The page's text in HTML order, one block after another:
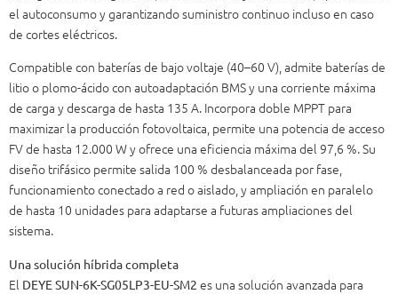
el autoconsumo y garantizando suministro continuo incluso en caso
de cortes eléctricos.
Compatible con baterías de bajo voltaje (40–60 V), admite baterías de
litio o plomo-ácido con autoadaptación BMS y una corriente máxima
de carga y descarga de hasta 135 A. Incorpora doble MPPT para
maximizar la producción fotovoltaica, permite una potencia de acceso
FV de hasta 12.000 W y ofrece una eficiencia máxima del 97,6 %. Su
diseño trifásico permite salida 100 % desbalanceada por fase,
funcionamiento conectado a red o aislado, y ampliación en paralelo
de hasta 10 unidades para adaptarse a futuras ampliaciones del
sistema.
Una solución híbrida completa
El DEYE SUN-6K-SG05LP3-EU-SM2 es una solución avanzada para